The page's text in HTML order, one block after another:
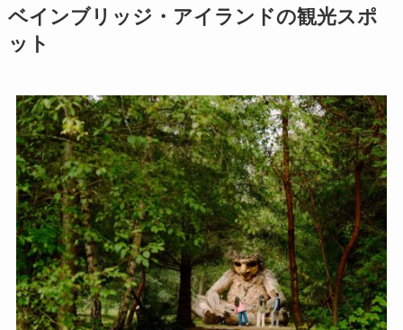
ベインブリッジ・アイランドの観光スポ
ット